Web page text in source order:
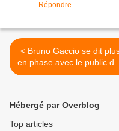
Répondre
< Bruno Gaccio se dit plus
en phase avec le public des
Guignols.
Hébergé par Overblog
Top articles